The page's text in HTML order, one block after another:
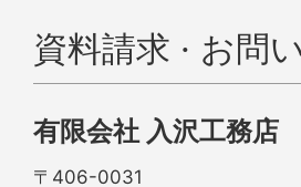
資料請求 · お問
有限会社 入沢工務店
〒406-0031